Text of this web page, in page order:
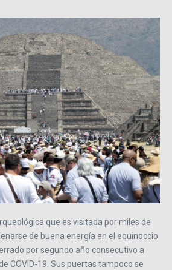
que es visitada por miles de
de buena energía en el equinoccio
por segundo año consecutivo a
COVID-19. Sus puertas tampoco se